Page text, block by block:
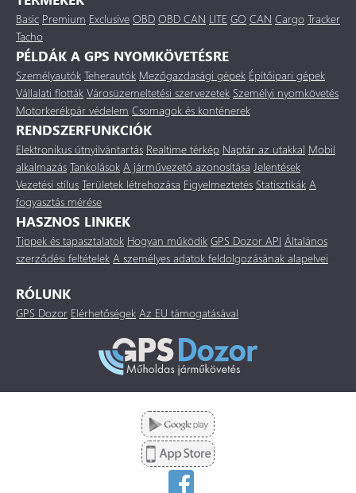
Basic Premium Exclusive OBD OBD CAN LITE GO CAN Cargo Tracker
Tacho
PÉLDÁK A GPS NYOMKÖVETÉSRE
Személyautók Teherautók Mezőgazdasági gépek Építőipari gépek
Vállalati flották Városüzemeltetési szervezetek Személyi nyomkövetés
Motorkerékpár védelem Csomagok és konténerek
RENDSZERFUNKCIÓK
Elektronikus útnyilvántartás Realtime térkép Naptár az utakkal Mobil
alkalmazás Tankolások A járművezető azonosítása Jelentések
Vezetési stílus Területek létrehozása Figyelmeztetés Statisztikák A
fogyasztás mérése
HASZNOS LINKEK
Tippek és tapasztalatok Hogyan működik GPS Dozor API Általános
szerződési feltételek A személyes adatok feldolgozásának alapelvei
RÓLUNK
GPS Dozor Elérhetőségek Az EU támogatásával